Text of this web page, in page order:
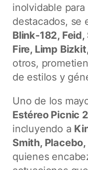
inolvidable
destacados, se
Blink-182,
Fire, Limp
otros,
de estilos y
Uno de los
Estéreo Picnic
incluyendo a
Smith,
quienes